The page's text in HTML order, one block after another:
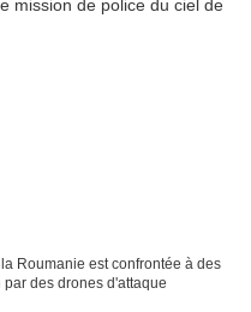
Roumanie est confrontée à des
des drones d'attaque